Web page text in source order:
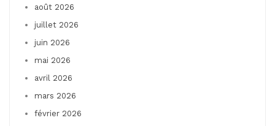
août 2026
juillet 2026
juin 2026
mai 2026
avril 2026
mars 2026
février 2026